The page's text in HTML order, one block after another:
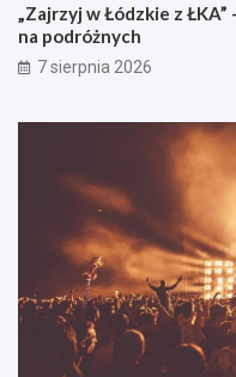
„Zajrzyj w Łódzkie z
na podróżnych
7 sierpnia 2026